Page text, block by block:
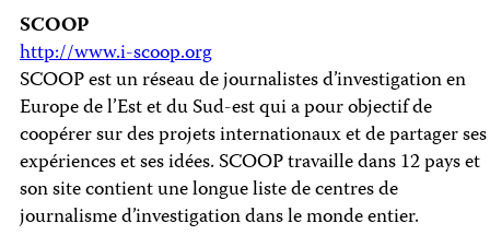
SCOOP
http://www.i-scoop.org
SCOOP est un réseau de journalistes d’investigation en
Europe de l’Est et du Sud-est qui a pour objectif de
coopérer sur des projets internationaux et de partager ses
expériences et ses idées. SCOOP travaille dans 12 pays et
son site contient une longue liste de centres de
journalisme d’investigation dans le monde entier.